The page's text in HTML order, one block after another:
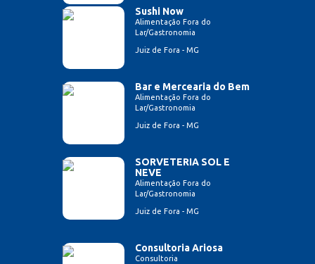
Sushi Now
Alimentação Fora do
Lar/Gastronomia
Juiz de Fora - MG
Bar e Mercearia do Bem
Alimentação Fora do
Lar/Gastronomia
Juiz de Fora - MG
SORVETERIA SOL E
NEVE
Alimentação Fora do
Lar/Gastronomia
Juiz de Fora - MG
Consultoria Ariosa
Consultoria